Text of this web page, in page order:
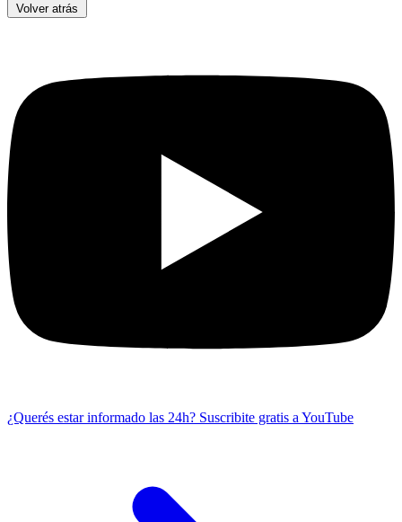
Volver atrás
¿Querés estar informado las 24h? Suscribite gratis a YouTube